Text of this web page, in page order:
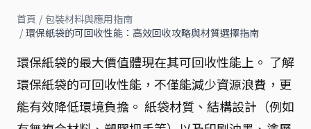
首頁 / 包裝材料與應用指南
/ 環保紙袋的可回收性能：高效回收攻略與材質選擇指南
環保紙袋的最大價值體現在其可回收性能上。 了解
環保紙袋的可回收性能，不僅能減少資源浪費，更
能有效降低環境負擔。 紙袋材質、結構設計（例如